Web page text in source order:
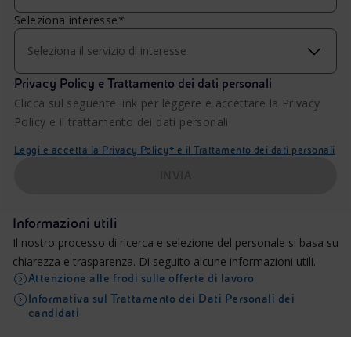
Seleziona interesse*
Seleziona il servizio di interesse
Privacy Policy e Trattamento dei dati personali
Clicca sul seguente link per leggere e accettare la Privacy
Policy e il trattamento dei dati personali
Leggi e accetta la Privacy Policy* e il Trattamento dei dati personali
Informazioni utili
Il nostro processo di ricerca e selezione del personale si basa su
chiarezza e trasparenza. Di seguito alcune informazioni utili.
Attenzione alle frodi sulle offerte di lavoro
Informativa sul Trattamento dei Dati Personali dei
candidati